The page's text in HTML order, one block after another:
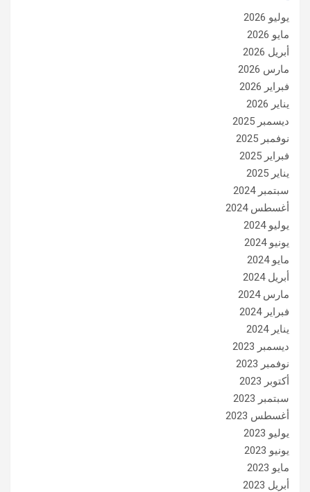
يوليو 2026
مايو 2026
أبريل 2026
مارس 2026
فبراير 2026
يناير 2026
ديسمبر 2025
نوفمبر 2025
فبراير 2025
يناير 2025
سبتمبر 2024
أغسطس 2024
يوليو 2024
يونيو 2024
مايو 2024
أبريل 2024
مارس 2024
فبراير 2024
يناير 2024
ديسمبر 2023
نوفمبر 2023
أكتوبر 2023
سبتمبر 2023
أغسطس 2023
يوليو 2023
يونيو 2023
مايو 2023
أبريل 2023